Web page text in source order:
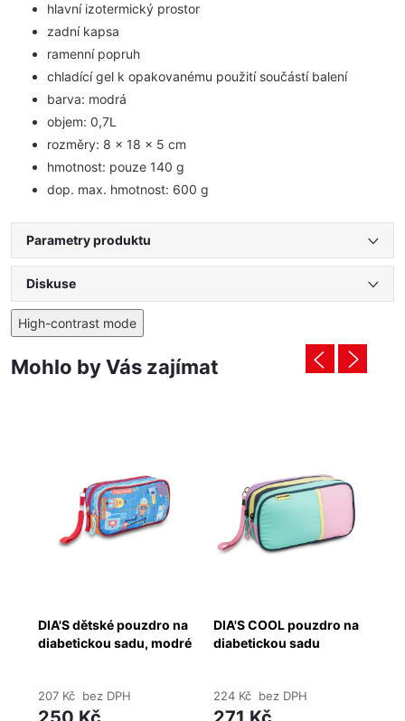
hlavní izotermický prostor
zadní kapsa
ramenní popruh
chladící gel k opakovanému použití součástí balení
barva: modrá
objem: 0,7L
rozměry: 8 x 18 x 5 cm
hmotnost: pouze 140 g
dop. max. hmotnost: 600 g
Parametry produktu
Diskuse
High-contrast mode
Mohlo by Vás zajímat
DIA'S dětské pouzdro na
diabetickou sadu, modré
207 Kč bez DPH
DIA'S COOL pouzdro na
diabetickou sadu
224 Kč bez DPH